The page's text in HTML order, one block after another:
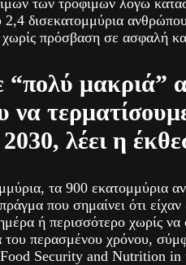
δισεκατομμύρια
πρόσβαση σε ασφαλή
“πολύ μακριά”
να
λέει η
τα 900 εκατομμύρια
που σημαίνει ότι είχαν
ή περισσότερο χωρίς να
του περασμένου χρόνου,
Security and Nutrition in